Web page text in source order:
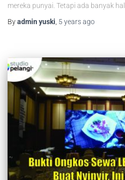
mereka punyai. Tetapi ada banyak hal
Byadmin yuski 5 yearsago